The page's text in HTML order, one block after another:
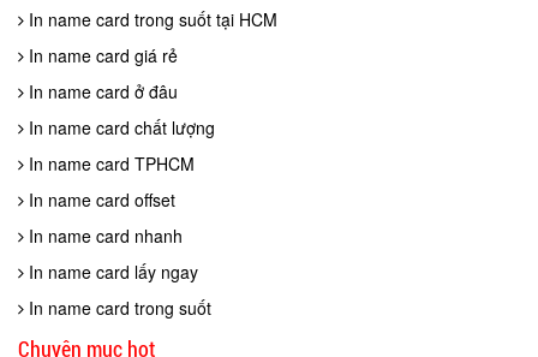
In name card trong suốt tại HCM
In name card giá rẻ
In name card ở đâu
In name card chất lượng
In name card TPHCM
In name card offset
In name card nhanh
In name card lấy ngay
In name card trong suốt
Chuyên mục hot